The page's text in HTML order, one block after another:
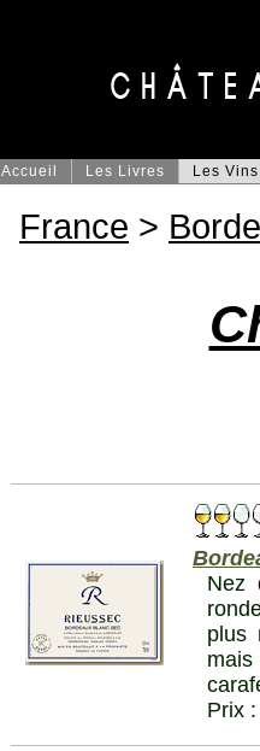
Accueil Les Livres Les Vins
France >
Nez
plus
Prix